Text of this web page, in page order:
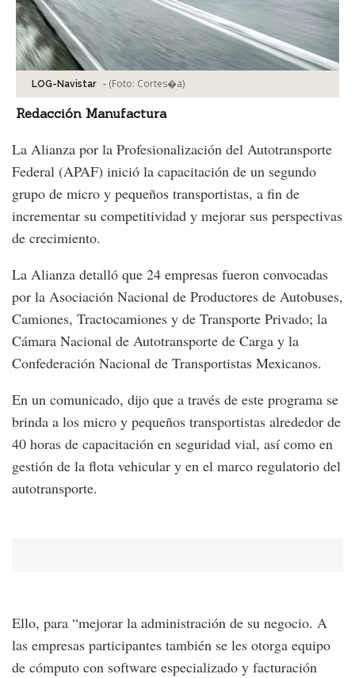
LOG-Navistar - (Foto: Cortes�a)
Redacción Manufactura
La Alianza por la Profesionalización del Autotransporte
Federal (APAF) inició la capacitación de un segundo
grupo de micro y pequeños transportistas, a fin de
incrementar su competitividad y mejorar sus perspectivas
de crecimiento.
La Alianza detalló que 24 empresas fueron convocadas
por la Asociación Nacional de Productores de Autobuses,
Camiones, Tractocamiones y de Transporte Privado; la
Cámara Nacional de Autotransporte de Carga y la
Confederación Nacional de Transportistas Mexicanos.
En un comunicado, dijo que a través de este programa se
brinda a los micro y pequeños transportistas alrededor de
40 horas de capacitación en seguridad vial, así como en
gestión de la flota vehicular y en el marco regulatorio del
autotransporte.
Ello, para “mejorar la administración de su negocio. A
las empresas participantes también se les otorga equipo
de cómputo con software especializado y facturación